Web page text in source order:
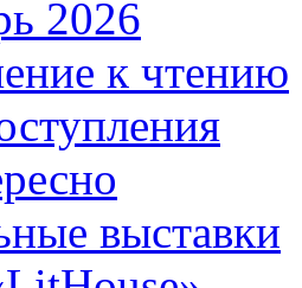
2026
к чтению
выставки